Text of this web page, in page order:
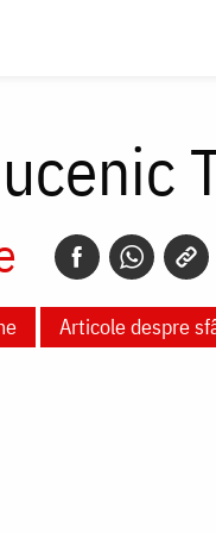
Articole despre